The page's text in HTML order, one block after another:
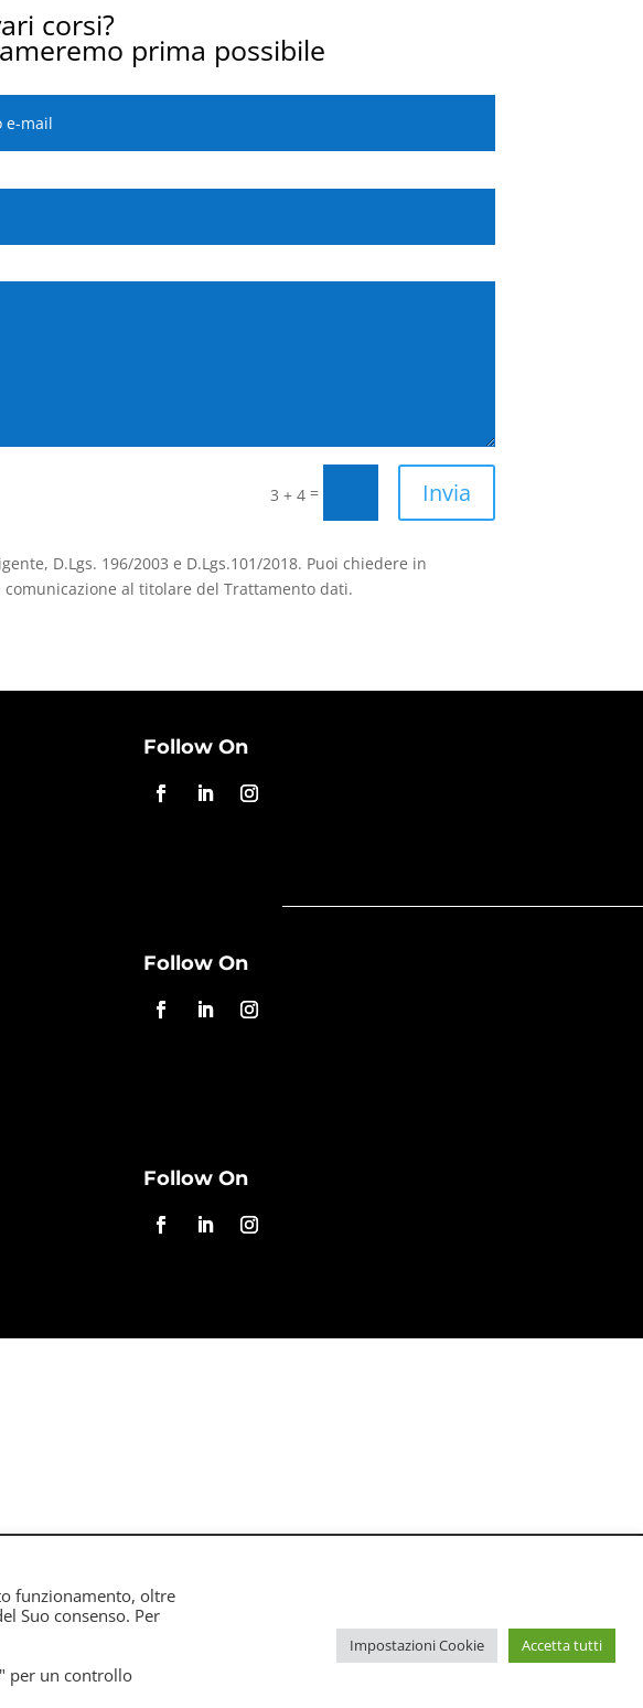
corsi?
prima possibile
3 + 4= Invia
D.Lgs. 196/2003 e D.Lgs.101/2018. Puoi chiedere in
comunicazione al titolare del Trattamento dati.
Follow On
Follow On
Follow On
|Privacy Policy
funzionamento, oltre
Suo consenso. Per
per un controllo
Impostazioni Cookie Accetta tutti